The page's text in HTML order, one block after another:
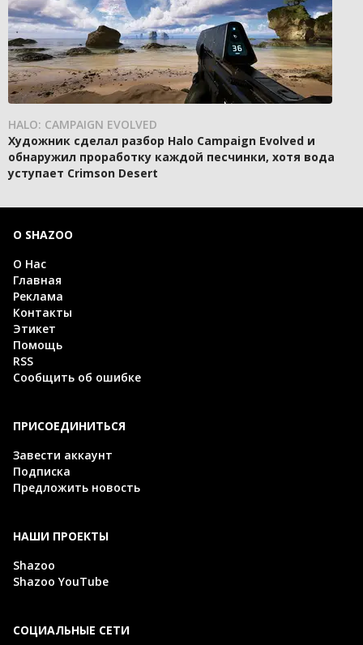
HALO: CAMPAIGN EVOLVED
Художник сделал разбор Halo Campaign Evolved и
обнаружил проработку каждой песчинки, хотя вода
уступает Crimson Desert
О SHAZOO
О Нас
Главная
Реклама
Контакты
Этикет
Помощь
RSS
Сообщить об ошибке
ПРИСОЕДИНИТЬСЯ
Завести аккаунт
Подписка
Предложить новость
НАШИ ПРОЕКТЫ
Shazoo
Shazoo YouTube
СОЦИАЛЬНЫЕ СЕТИ